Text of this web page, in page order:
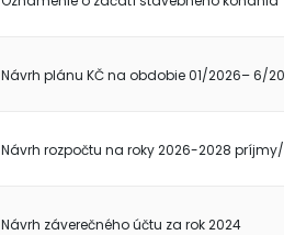
Návrh plánu KČ na obdobie 01/2026– 6/
Návrh rozpočtu na roky 2026-2028 príjmy/
Návrh záverečného účtu za rok 2024